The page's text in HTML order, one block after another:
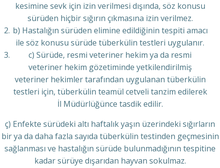
kesimine sevk için izin verilmesi dışında, söz konusu
sürüden hiçbir sığırın çıkmasına izin verilmez.
b) Hastalığın sürüden elimine edildiğinin tespiti amacı
ile söz konusu sürüde tüberkülin testleri uygulanır.
c) Sürüde, resmi veteriner hekim ya da resmi
veteriner hekim gözetiminde yetkilendirilmiş
veteriner hekimler tarafından uygulanan tüberkülin
testleri için, tüberkülin teamül cetveli tanzim edilerek
İl Müdürlüğünce tasdik edilir.
ç) Enfekte sürüdeki altı haftalık yaşın üzerindeki sığırların
bir ya da daha fazla sayıda tüberkülin testinden geçmesinin
sağlanması ve hastalığın sürüde bulunmadığının tespitine
kadar sürüye dışarıdan hayvan sokulmaz.